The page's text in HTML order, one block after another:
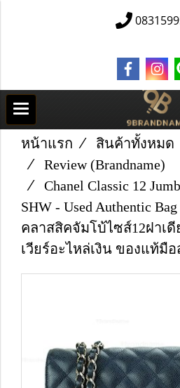
หน้าแรก
สินค้าทั้งหมด
Review (Brandname)
Chanel Classic 12
SHW - Used Authentic
คลาสสิคจัมโบ้ไซส์12ฝาเ
เวียร์อะไหล่เงิน ของแท้มื